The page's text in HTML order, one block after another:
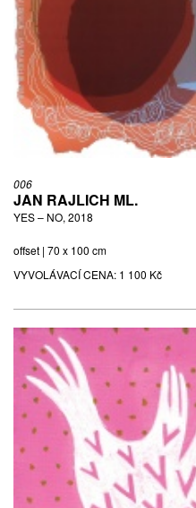
006
JAN RAJLICH ML.
YES – NO, 2018
offset | 70 x 100 cm
VYVOLÁVACÍ CENA: 1 100 Kč